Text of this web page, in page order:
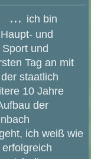
... ich bin
und
und
Tag an mit
staatlich
10 Jahre
der
ich weiß wie